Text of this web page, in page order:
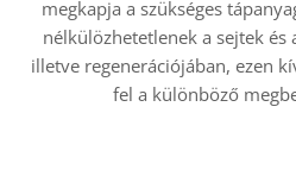
megkapja a szükséges
nélkülözhetetlenek a sejtek és
illetve regenerációjában, ezen
fel a különböző